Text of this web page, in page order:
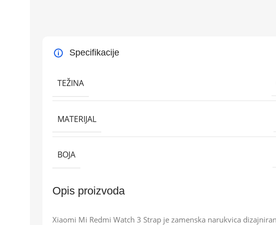
Specifikacije
TEŽINA
MATERIJAL
BOJA
Opis proizvoda
Xiaomi Mi Redmi Watch 3 Strap je zamenska narukvica